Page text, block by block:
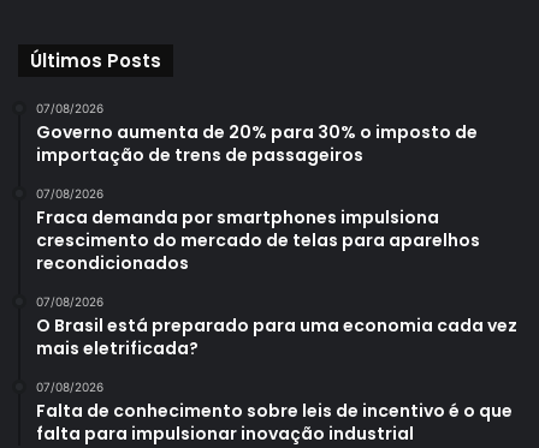
Últimos Posts
07/08/2026
Governo aumenta de 20% para 30% o imposto de
importação de trens de passageiros
07/08/2026
Fraca demanda por smartphones impulsiona
crescimento do mercado de telas para aparelhos
recondicionados
07/08/2026
O Brasil está preparado para uma economia cada vez
mais eletrificada?
07/08/2026
Falta de conhecimento sobre leis de incentivo é o que
falta para impulsionar inovação industrial